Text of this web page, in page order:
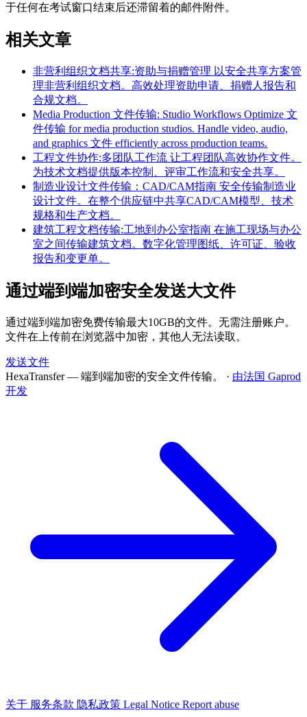
于任何在考试窗口结束后还滞留着的邮件附件。
相关文章
非营利组织文档共享:资助与捐赠管理 以安全共享方案管
理非营利组织文档。高效处理资助申请、捐赠人报告和
合规文档。
Media Production 文件传输: Studio Workflows Optimize 文
件传输 for media production studios. Handle video, audio,
and graphics 文件 efficiently across production teams.
工程文件协作:多团队工作流 让工程团队高效协作文件。
为技术文档提供版本控制、评审工作流和安全共享。
制造业设计文件传输：CAD/CAM指南 安全传输制造业
设计文件。在整个供应链中共享CAD/CAM模型、技术
规格和生产文档。
建筑工程文档传输:工地到办公室指南 在施工现场与办公
室之间传输建筑文档。数字化管理图纸、许可证、验收
报告和变更单。
通过端到端加密安全发送大文件
通过端到端加密免费传输最大10GB的文件。无需注册账户。
文件在上传前在浏览器中加密，其他人无法读取。
发送文件
HexaTransfer — 端到端加密的安全文件传输。
· 由法国 Gaprod
开发
关于 服务条款 隐私政策 Legal Notice Report abuse